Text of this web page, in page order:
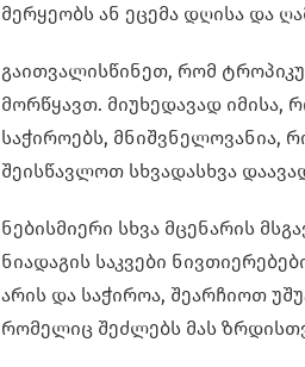
მერყეობს ან ეცემა დღისა და
გაითვალისწინეთ, რომ
მორწყავთ. მიუხედავად იმისა,
საჭიროებს, მნიშვნელოვანია,
შეისწავლოთ სხვადასხვა
ნებისმიერი სხვა მცენარის
ნიადაგის საკვები
არის და საჭიროა, შეარჩიოთ
რომელიც შეძლებს მას